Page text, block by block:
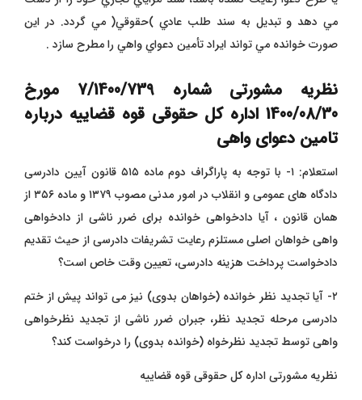
مي دهد و تبديل به سند طلب عادي )حقوقي( مي گردد. در اين
صورت خوانده مي تواند ايراد تأمين دعواي واهي را مطرح سازد .
نظریه مشورتی شماره 7/1400/739 مورخ
1400/08/30 اداره کل حقوقی قوه قضاییه درباره
تامین دعوای واهی
استعلام: ۱- با توجه به پاراگراف دوم ماده ۵۱۵ قانون آیین دادرسی
دادگاه های عمومی و انقلاب در امور مدنی مصوب ۱۳۷۹ و
ماده ۳۵۶ از
همان قانون ، آیا دادخواهی خوانده برای ضرر ناشی از دادخواهی
واهی خواهان اصلی مستلزم رعایت تشریفات دادرسیاز حیث تقدیم
دادخواست پرداخت هزینه دادرسی، تعیین وقت خاص است؟
۲- آیا
تجدید نظر خوانده (خواهان بدوی) نیز می تواند پیش از ختم
دادرسی مرحله تجدید نظر، جبران ضرر ناشی از تجدید نظرخواهی
واهی توسط تجدید نظرخواه (خوانده بدوی) را درخواست کند؟
نظریه مشورتی اداره کل حقوقی قوه قضاییه